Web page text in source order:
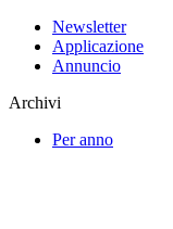
Newsletter
Applicazione
Annuncio
Archivi
Per anno